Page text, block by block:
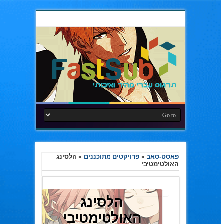
פאסט-סאב »פרויקטים מתוכננים » הלסינג
האולטימטיבי
הלסינג
האולטימטיבי